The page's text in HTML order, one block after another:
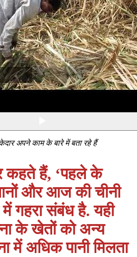
अपने काम के बारे में बता रहे हैं
कहते हैं, ‘पहले के
और आज की चीनी
गहरा संबंध है. यही
के खेतों को अन्य
में अधिक पानी मिलता